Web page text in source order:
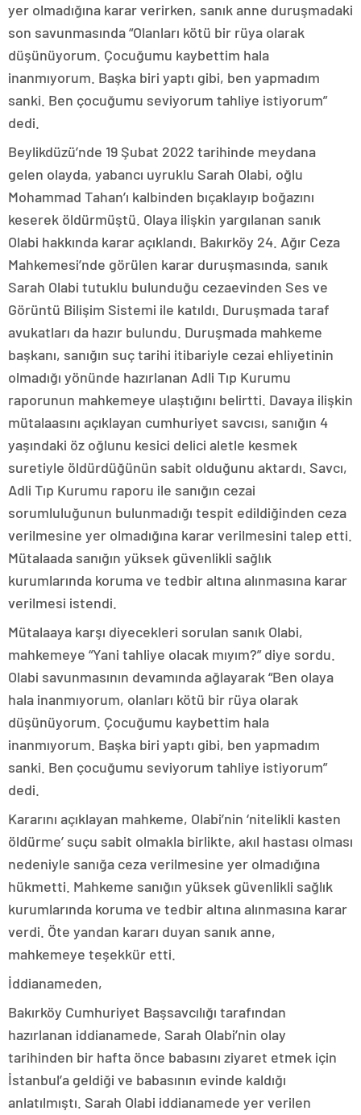
yer olmadığına karar verirken, sanık anne duruşmadaki
son savunmasında “Olanları kötü bir rüya olarak
düşünüyorum. Çocuğumu kaybettim hala
inanmıyorum. Başka biri yaptı gibi, ben yapmadım
sanki. Ben çocuğumu seviyorum tahliye istiyorum”
dedi.
Beylikdüzü’nde 19 Şubat 2022 tarihinde meydana
gelen olayda, yabancı uyruklu Sarah Olabi, oğlu
Mohammad Tahan’ı kalbinden bıçaklayıp boğazını
keserek öldürmüştü. Olaya ilişkin yargılanan sanık
Olabi hakkında karar açıklandı. Bakırköy 24. Ağır Ceza
Mahkemesi’nde görülen karar duruşmasında, sanık
Sarah Olabi tutuklu bulunduğu cezaevinden Ses ve
Görüntü Bilişim Sistemi ile katıldı. Duruşmada taraf
avukatları da hazır bulundu. Duruşmada mahkeme
başkanı, sanığın suç tarihi itibariyle cezai ehliyetinin
olmadığı yönünde hazırlanan Adli Tıp Kurumu
raporunun mahkemeye ulaştığını belirtti. Davaya ilişkin
mütalaasını açıklayan cumhuriyet savcısı, sanığın 4
yaşındaki öz oğlunu kesici delici aletle kesmek
suretiyle öldürdüğünün sabit olduğunu aktardı. Savcı,
Adli Tıp Kurumu raporu ile sanığın cezai
sorumluluğunun bulunmadığı tespit edildiğinden ceza
verilmesine yer olmadığına karar verilmesini talep etti.
Mütalaada sanığın yüksek güvenlikli sağlık
kurumlarında koruma ve tedbir altına alınmasına karar
verilmesi istendi.
Mütalaaya karşı diyecekleri sorulan sanık Olabi,
mahkemeye “Yani tahliye olacak mıyım?” diye sordu.
Olabi savunmasının devamında ağlayarak “Ben olaya
hala inanmıyorum, olanları kötü bir rüya olarak
düşünüyorum. Çocuğumu kaybettim hala
inanmıyorum. Başka biri yaptı gibi, ben yapmadım
sanki. Ben çocuğumu seviyorum tahliye istiyorum”
dedi.
Kararını açıklayan mahkeme, Olabi’nin ‘nitelikli kasten
öldürme’ suçu sabit olmakla birlikte, akıl hastası olması
nedeniyle sanığa ceza verilmesine yer olmadığına
hükmetti. Mahkeme sanığın yüksek güvenlikli sağlık
kurumlarında koruma ve tedbir altına alınmasına karar
verdi. Öte yandan kararı duyan sanık anne,
mahkemeye teşekkür etti.
İddianameden,
Bakırköy Cumhuriyet Başsavcılığı tarafından
hazırlanan iddianamede, Sarah Olabi’nin olay
tarihinden bir hafta önce babasını ziyaret etmek için
İstanbul’a geldiği ve babasının evinde kaldığı
anlatılmıştı. Sarah Olabi iddianamede yer verilen